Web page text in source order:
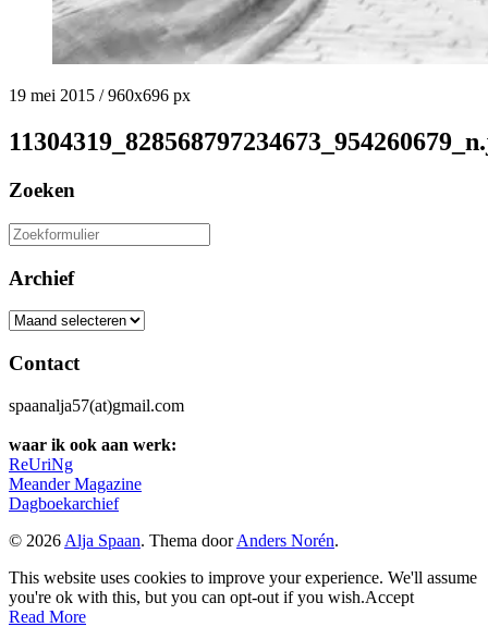
19 mei 2015 /960x696 px
Zoeken
Zoeken
naar:
Archief
Archief
Contact
spaanalja57(at)gmail.com
waar ik ook aan werk:
ReUriNg
Meander Magazine
Dagboekarchief
© 2026 Alja Spaan. Thema doorAnders Norén.
This website uses cookies to improve your experience. We'll assume
you're ok with this, but you can opt-out if you wish.Accept
Read More